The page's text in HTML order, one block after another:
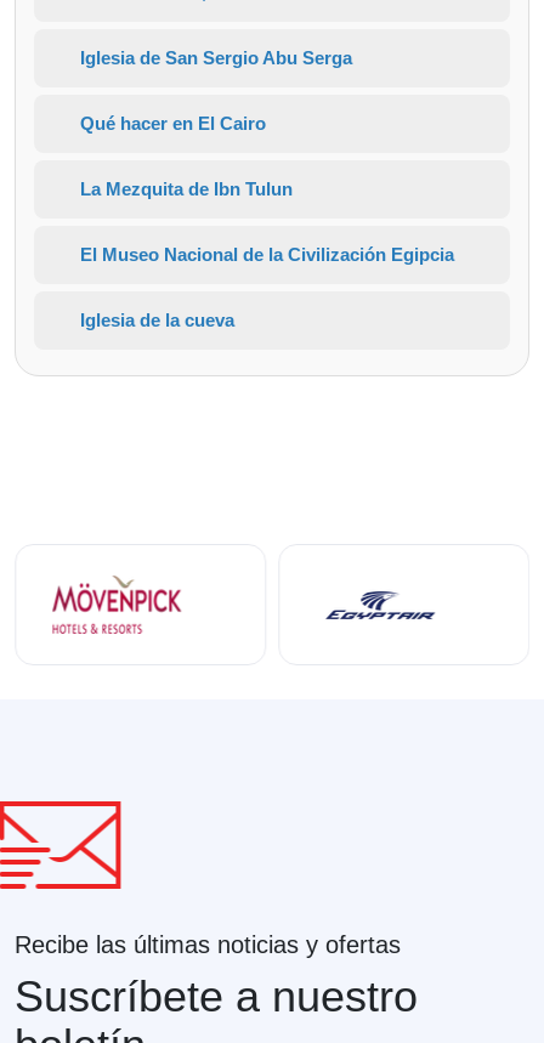
Iglesia de San Sergio Abu Serga
Qué hacer en El Cairo
La Mezquita de Ibn Tulun
El Museo Nacional de la Civilización Egipcia
Iglesia de la cueva
Recibe las últimas noticias y ofertas
Suscríbete a nuestro